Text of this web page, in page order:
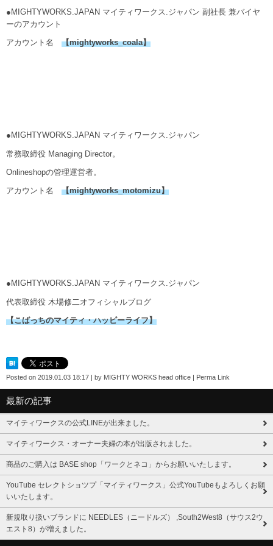
●MIGHTYWORKS.JAPAN マイティワークス.ジャパン 副社長 兼バイヤ
ーのアカウント
アカウント名 【mightyworks_coala】
●MIGHTYWORKS.JAPAN マイティワークス.ジャパン
常務取締役 Managing Director。
Onlineshopの管理運営者。
アカウント名 【mightyworks_motomizu】
●MIGHTYWORKS.JAPAN マイティワークス.ジャパン
代表取締役 木場修二オフィシャルブログ
【こばっちのマイティ・ハッピーライフ】
Posted on 2019.01.03 18:17 | by MIGHTY WORKS head office | Perma Link
最新の記事
マイティワークスの公式LINEが出来ました。
マイティワークス・オーナー夫婦の本が出版されました。
商品のご購入は BASE shop「ワークとネコ」からお願いいたします。
YouTube セレクトショツプ「マイティワークス」公式YouTubeもよろしくお願
いいたします。
新規取り扱いブランドに NEEDLES（ニードルズ） ,South2West8（サウス2ウ
エスト8）が増えました。